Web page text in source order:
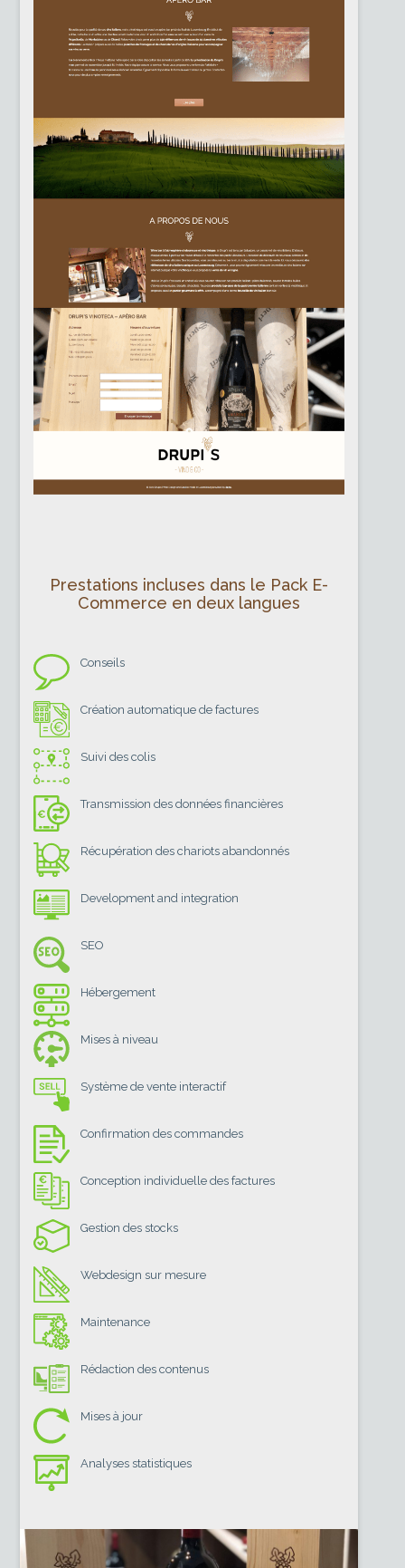
Prestations incluses dans le Pack E-
Commerce en deux langues
Conseils
Création automatique de factures
Suivi des colis
Transmission des données financières
Récupération des chariots abandonnés
Development and integration
SEO
Hébergement
Mises à niveau
Système de vente interactif
Confirmation des commandes
Conception individuelle des factures
Gestion des stocks
Webdesign sur mesure
Maintenance
Rédaction des contenus
Mises à jour
Analyses statistiques